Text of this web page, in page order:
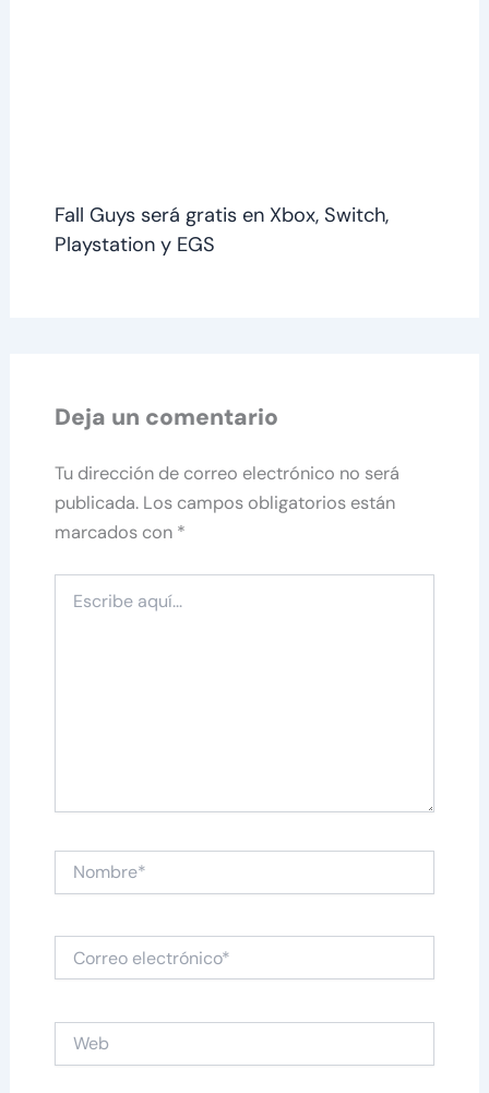
Fall Guys será gratis en Xbox, Switch,
Playstation y EGS
Deja un comentario
Tu dirección de correo electrónico no será
publicada. Los campos obligatorios están
marcados con *
aquí...
electrónico*